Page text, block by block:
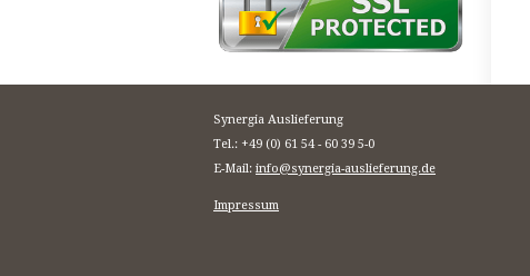
Synergia Auslieferung
Tel.: +49 (0) 61 54 - 60 39 5-0
E-Mail: info@synergia-auslieferung.de
Impressum